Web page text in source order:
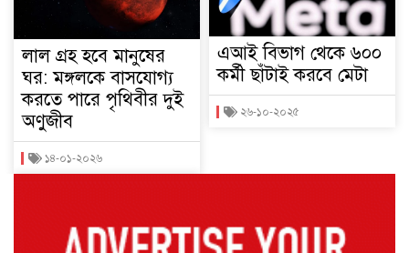
লাল গ্রহ হবে মানুষের
ঘর: মঙ্গলকে বাসযোগ্য
করতে পারে পৃথিবীর দুই
অণুজীব
১৪-০১-২০২৬
এআই বিভাগ থেকে ৬০০
কর্মী ছাঁটাই করবে মেটা
২৬-১০-২০২৫